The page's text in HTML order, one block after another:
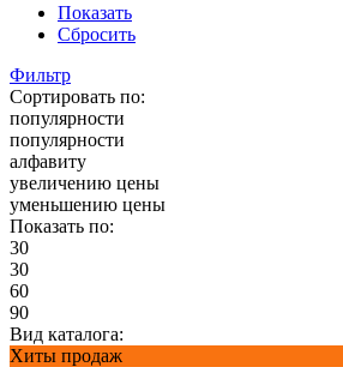
Показать
Сбросить
Фильтр
Сортировать по:
популярности
популярности
алфавиту
увеличению цены
уменьшению цены
Показать по:
30
30
60
90
Вид каталога:
Хиты продаж